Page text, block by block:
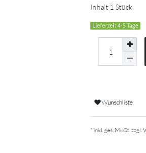
Inhalt 1 Stück
Lieferzeit 4-5 Tage
Wunschliste
* inkl. ges. MwSt. zzgl.